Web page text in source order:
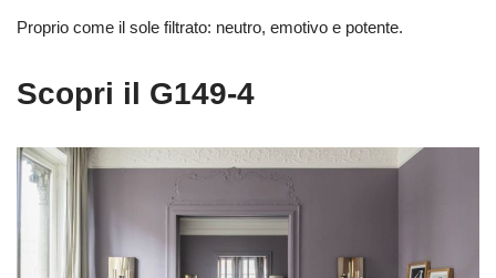
Proprio come il sole filtrato: neutro, emotivo e potente.
Scopri il G149-4